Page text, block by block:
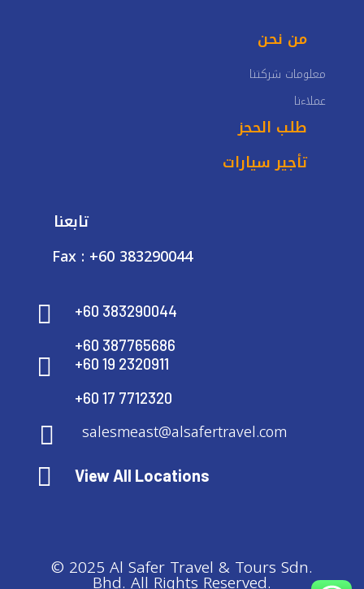
من نحن
معلومات شركتنا
عملاءنا
طلب الحجز
تأجير سيارات
تابعنا
Fax : +60 383290044

+60 383290044
+60 387765686

+60 19 2320911
+60 17 7712320
 salesmeast@alsafertravel.com
 View All Locations
© 2025 Al Safer Travel & Tours Sdn.